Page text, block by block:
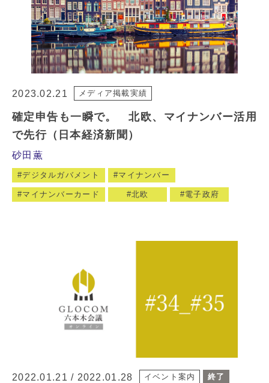
2023.02.21 メディア掲載実績
確定申告も一瞬で。 北欧、マイナンバー活用
で先行（日本経済新聞）
砂田薫
デジタルガバメント マイナンバー
マイナンバーカード 北欧 電子政府
2022.01.21 / 2022.01.28 イベント案内 終了